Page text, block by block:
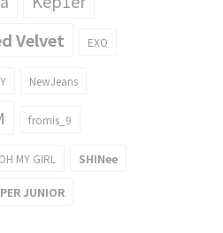
Velvet EXO
NewJeans
fromis_9
OH MY GIRL SHINee
JUNIOR